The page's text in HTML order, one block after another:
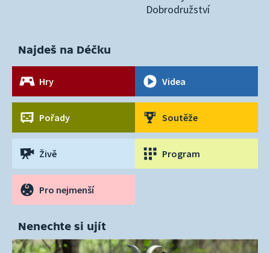
Dobrodružství
Najdeš na Déčku
Hry Videa
Pořady Soutěže
Živě Program
Pro nejmenší
Nenechte si ujít